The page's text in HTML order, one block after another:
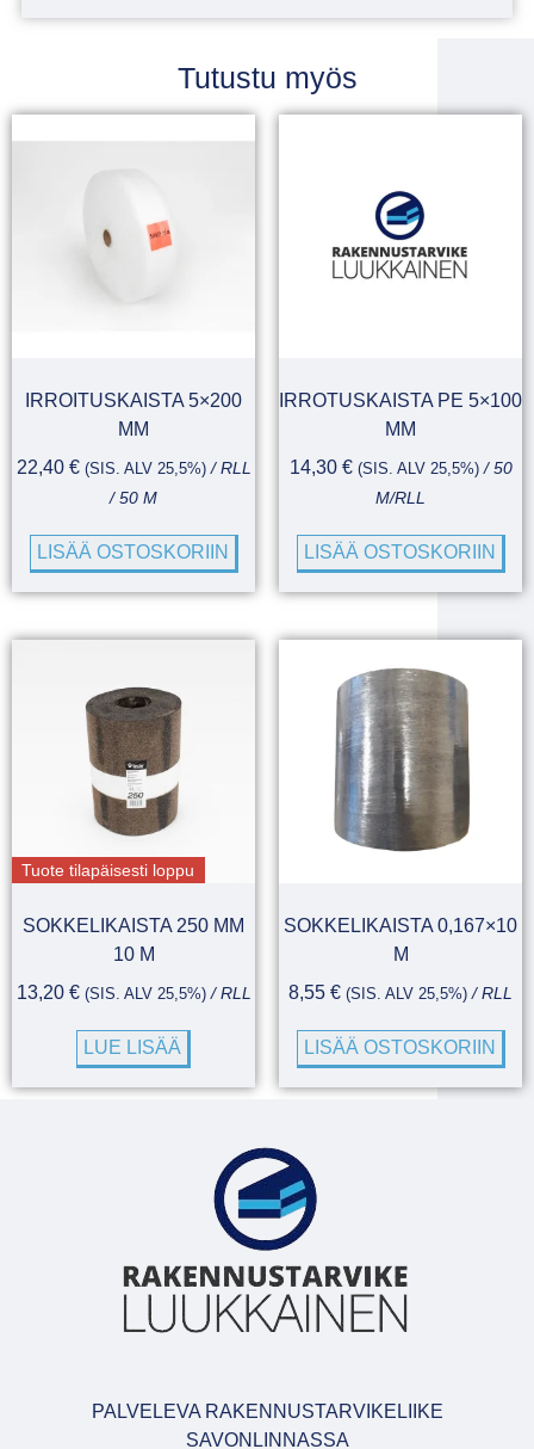
Tutustu myös
IRROITUSKAISTA 5×200
MM
22,40 € (SIS. ALV 25,5%)/ RLL
/ 50 M
LISÄÄ OSTOSKORIIN
IRROTUSKAISTA PE 5×100
MM
14,30 € (SIS. ALV 25,5%)/ 50
M/RLL
LISÄÄ OSTOSKORIIN
Tuote tilapäisesti loppu
SOKKELIKAISTA 250 MM
10 M
13,20 € (SIS. ALV 25,5%)/ RLL
LUE LISÄÄ
SOKKELIKAISTA 0,167×10
M
8,55 € (SIS. ALV 25,5%) / RLL
LISÄÄ OSTOSKORIIN
PALVELEVA RAKENNUSTARVIKELIIKE
SAVONLINNASSA